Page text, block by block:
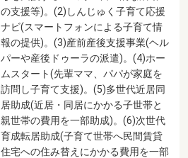
の支援等)。(2)しんじゅく子育て応援
ナビ(スマートフォンによる子育て情
報の提供)。(3)産前産後支援事業(ヘル
パーや産後ドゥーラの派遣)。(4)ホー
ムスタート(先輩ママ、パパが家庭を
訪問し子育て支援)。(5)多世代近居同
居助成(近居・同居にかかる子世帯と
親世帯の費用を一部助成)。(6)次世代
育成転居助成(子育て世帯へ民間賃貸
住宅への住み替えにかかる費用を一部